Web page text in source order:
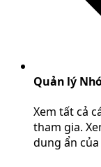
Quản lý
Xem tất cả
tham gia.
dung ẩn